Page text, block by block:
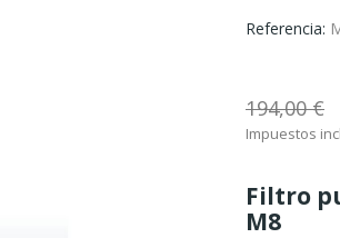
Referencia:
194,00 €
Impuestos
Filtro
M8